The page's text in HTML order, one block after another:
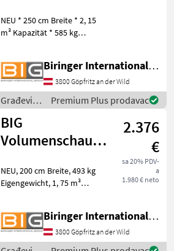
Aufnahme
NEU * 250 cm Breite * 2, 15
m³ Kapazität * 585 kg
Beispiel! Građevinski
strojevi Lopate i kante
Biringer International GmbH
3800 Göpfritz an der Wild
Građevinski
strojevi /
BIG
Premium Plus prodavac
BIG
Volumenschaufel
Manitou
Aufnahme
2.376
€
sa 20% PDV-
a
1.980 € neto
NEU, 200 cm Breite, 493 kg
Eigengewicht, 1, 75 m³
Građevinski strojevi Lopate
i kante
Biringer International GmbH
3800 Göpfritz an der Wild